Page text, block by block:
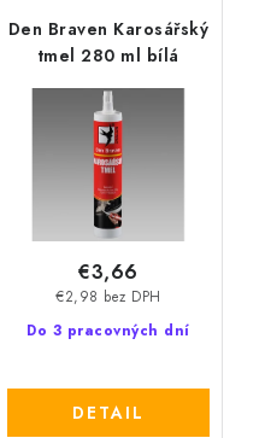
Den Braven Karosářský
tmel 280 ml bílá
Do 3 pracovných dní
€2,98 bez DPH
€3,66
DETAIL